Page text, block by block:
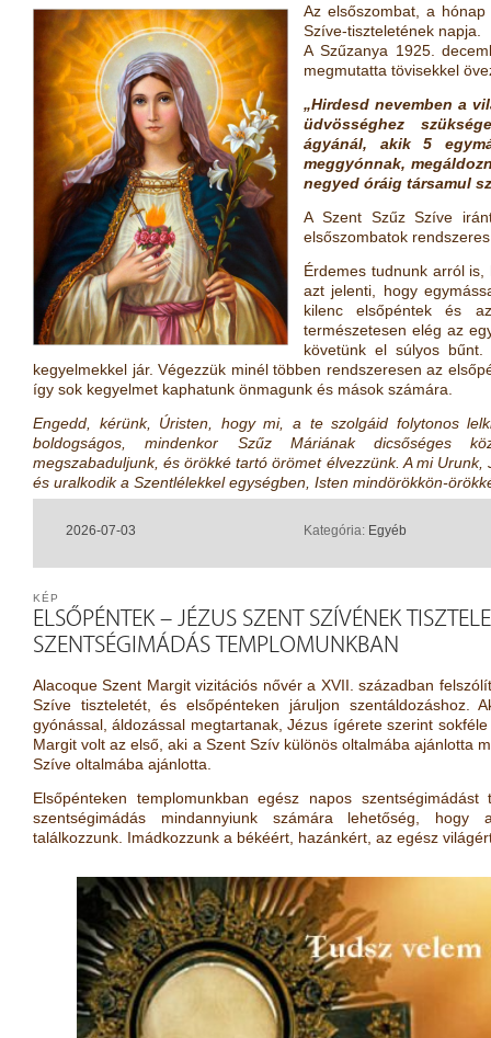
Az elsőszombat, a
Szíve-tiszteletének napja.
A Szűzanya 1925.
megmutatta tövisekkel
„Hirdesd nevemben a
üdvösséghez
ágyánál, akik 5
meggyónnak,
negyed óráig társamul
A Szent Szűz Szíve
elsőszombatok
Érdemes tudnunk arról
azt jelenti, hogy
kilenc elsőpéntek és
természetesen elég az
követünk el súlyos
kegyelmekkel jár. Végezzük minél többen rendszeresen az
így sok kegyelmet kaphatunk önmagunk és mások számára.
Engedd, kérünk, Úristen, hogy mi, a te szolgáid folytonos
boldogságos, mindenkor Szűz Máriának dicsőséges
megszabaduljunk, és örökké tartó örömet élvezzünk. A mi
és uralkodik a Szentlélekkel egységben, Isten mindörökkön-
2026-07-03 Kategória: Egyéb
ELSŐPÉNTEK – JÉZUS SZENT SZÍVÉNEK
SZENTSÉGIMÁDÁS TEMPLOMUNKBAN
KÉP
Alacoque Szent Margit vizitációs nővér a XVII. században
Szíve tiszteletét, és elsőpénteken járuljon szentáldozáshoz.
gyónással, áldozással megtartanak, Jézus ígérete szerint
Margit volt az első, aki a Szent Szív különös oltalmába ajánlotta
Szíve oltalmába ajánlotta.
Elsőpénteken templomunkban egész napos
szentségimádás mindannyiunk számára lehetőség, hogy
találkozzunk. Imádkozzunk a békéért, hazánkért, az egész